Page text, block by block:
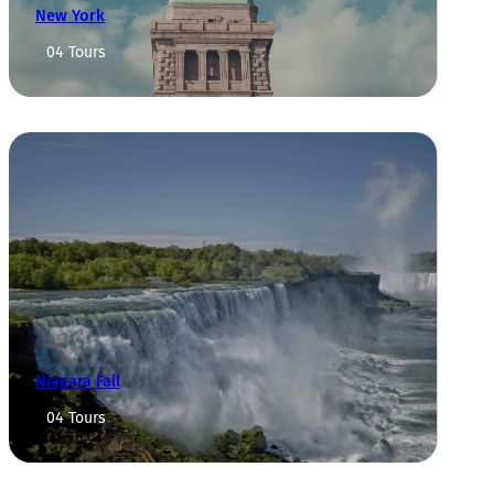
New York
04 Tours
Niagara Fall
04 Tours